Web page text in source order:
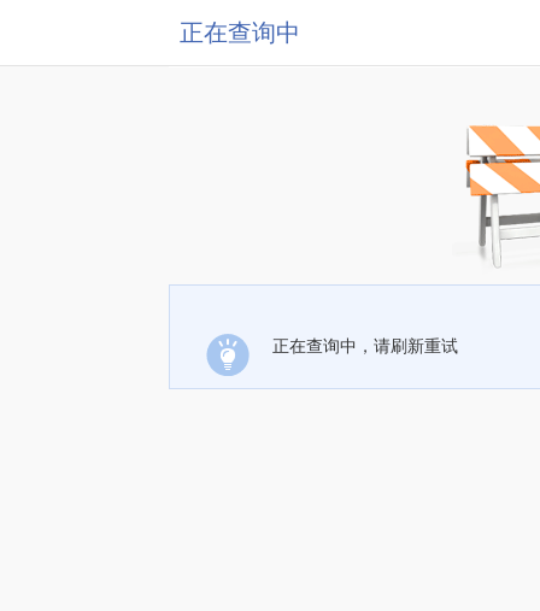
正在查询中
正在查询中，请刷新重试